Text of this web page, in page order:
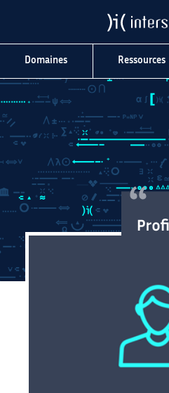
Domaines Ressources